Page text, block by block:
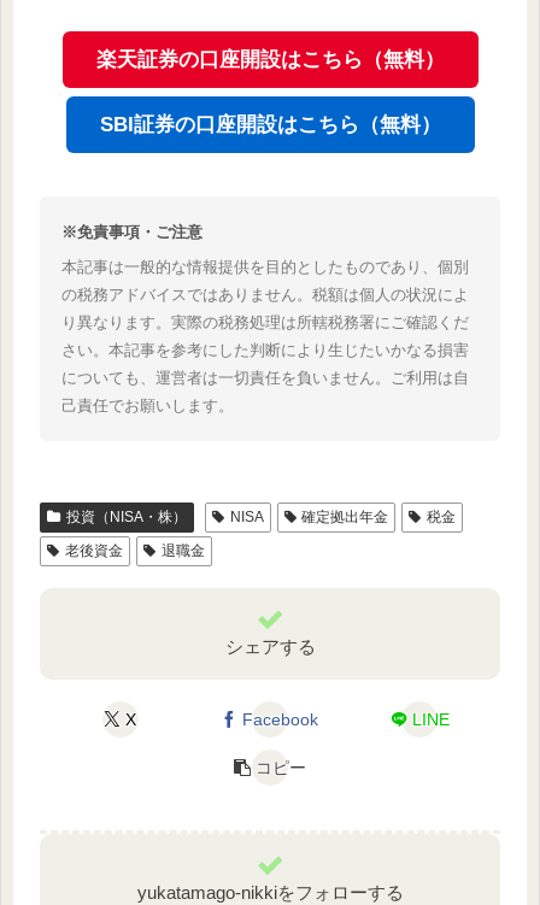
楽天証券の口座開設はこちら（無料）
SBI証券の口座開設はこちら（無料）
※免責事項・ご注意
本記事は一般的な情報提供を目的としたものであり、個別
の税務アドバイスではありません。税額は個人の状況によ
り異なります。実際の税務処理は所轄税務署にご確認くだ
さい。本記事を参考にした判断により生じたいかなる損害
についても、運営者は一切責任を負いません。ご利用は自
己責任でお願いします。
投資（NISA・株） NISA 確定拠出年金
税金
老後資金
退職金
シェアする
X Facebook LINE
コピー
yukatamago-nikkiをフォローする